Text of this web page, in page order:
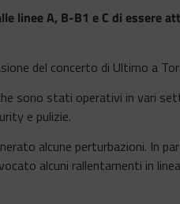
linee A, B-B1 e C di essere
del concerto di Ultimo a
sono stati operativi in vari
e pulizie.
alcune perturbazioni. In
alcuni rallentamenti in